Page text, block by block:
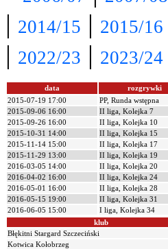
| 2014/15 | 2015/16
| 2022/23 | 2023/24
data rozgrywki
2015-07-19 17:00
PP, Runda wstępna
2015-09-06 16:00
II liga, Kolejka 7
2015-09-26 16:00
II liga, Kolejka 10
2015-10-31 14:00
II liga, Kolejka 15
2015-11-14 15:00
II liga, Kolejka 17
2015-11-29 13:00
II liga, Kolejka 19
2016-03-05 14:00
II liga, Kolejka 20
2016-04-02 16:00
II liga, Kolejka 24
2016-05-01 16:00
II liga, Kolejka 28
2016-05-15 19:00
II liga, Kolejka 31
2016-06-05 15:00
I liga, Kolejka 34
klub
Błękitni Stargard Szczeciński
Kotwica Kołobrzeg